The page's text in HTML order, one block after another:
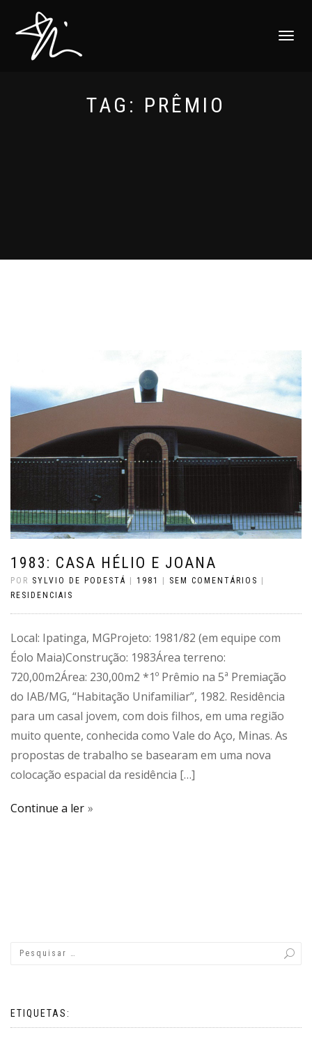
ALTERNAR
TAG: PRÊMIO
1983: CASA HÉLIO E JOANA
POR SYLVIO DE PODESTÁ | 1981 | SEM COMENTÁRIOS |
RESIDENCIAIS
Local: Ipatinga, MGProjeto: 1981/82 (em equipe com
Éolo Maia)Construção: 1983Área terreno:
720,00m2Área: 230,00m2 *1º Prêmio na 5ª Premiação
do IAB/MG, “Habitação Unifamiliar”, 1982. Residência
para um casal jovem, com dois filhos, em uma região
muito quente, conhecida como Vale do Aço, Minas. As
propostas de trabalho se basearam em uma nova
colocação espacial da residência […]
Continue a ler
ETIQUETAS: